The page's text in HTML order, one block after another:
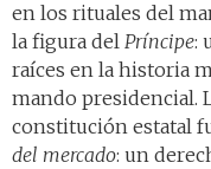
en los rituales del
la figura del Príncipe:
raíces en la historia
mando presidencial.
constitución estatal
del mercado: un